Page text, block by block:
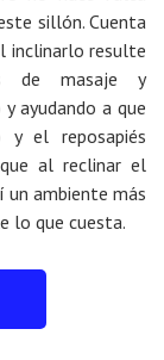
sillón. Cuenta
inclinarlo resulte
de masaje y
ayudando a que
y el reposapiés
al reclinar el
un ambiente más
lo que cuesta.